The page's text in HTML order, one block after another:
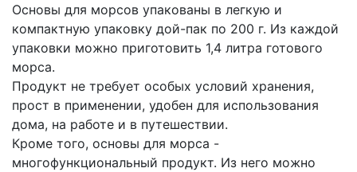
Основы для морсов упакованы в легкую и
компактную упаковку дой-пак по 200 г. Из каждой
упаковки можно приготовить 1,4 литра готового
морса.
Продукт не требует особых условий хранения,
прост в применении, удобен для использования
дома, на работе и в путешествии.
Кроме того, основы для морса -
многофункциональный продукт. Из него можно